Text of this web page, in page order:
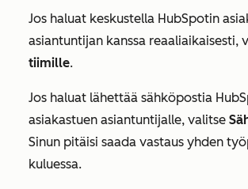
Jos haluat keskustella HubSpotin
asiantuntijan kanssa reaaliaikaisesti,
tiimille.
Jos haluat lähettää sähköpostia
asiakastuen asiantuntijalle, valitse
Sinun pitäisi saada vastaus yhden
kuluessa.